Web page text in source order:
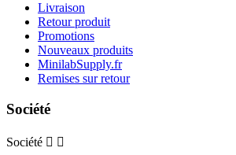
Livraison
Retour produit
Promotions
Nouveaux produits
MinilabSupply.fr
Remises sur retour
Société
Société  